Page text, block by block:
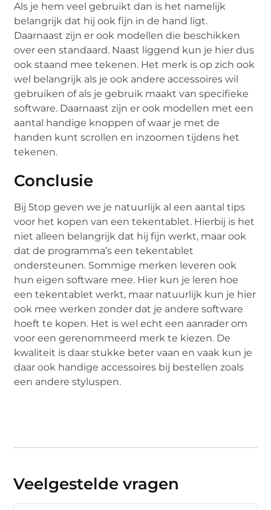
Als je hem veel gebruikt dan is het namelijk
belangrijk dat hij ook fijn in de hand ligt.
Daarnaast zijn er ook modellen die beschikken
over een standaard. Naast liggend kun je hier dus
ook staand mee tekenen. Het merk is op zich ook
wel belangrijk als je ook andere accessoires wil
gebruiken of als je gebruik maakt van specifieke
software. Daarnaast zijn er ook modellen met een
aantal handige knoppen of waar je met de
handen kunt scrollen en inzoomen tijdens het
tekenen.
Conclusie
Bij 5top geven we je natuurlijk al een aantal tips
voor het kopen van een tekentablet. Hierbij is het
niet alleen belangrijk dat hij fijn werkt, maar ook
dat de programma’s een tekentablet
ondersteunen. Sommige merken leveren ook
hun eigen software mee. Hier kun je leren hoe
een tekentablet werkt, maar natuurlijk kun je hier
ook mee werken zonder dat je andere software
hoeft te kopen. Het is wel echt een aanrader om
voor een gerenommeerd merk te kiezen. De
kwaliteit is daar stukke beter vaan en vaak kun je
daar ook handige accessoires bij bestellen zoals
een andere styluspen.
Veelgestelde vragen